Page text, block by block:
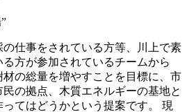
仕事をされている方等、川上で素
方が参加されているチームから
の総量を増やすことを目標に、市
の拠点、木質エネルギーの基地と
てはどうかという提案です。 現